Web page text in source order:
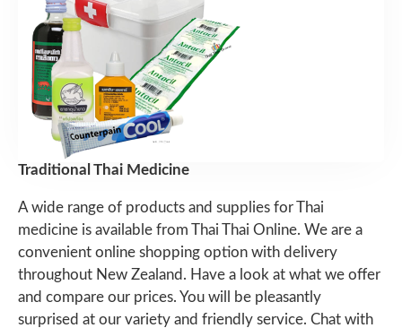
Traditional Thai Medicine
A wide range of products and supplies for Thai
medicine is available from Thai Thai Online. We are a
convenient online shopping option with delivery
throughout New Zealand. Have a look at what we offer
and compare our prices. You will be pleasantly
surprised at our variety and friendly service. Chat with